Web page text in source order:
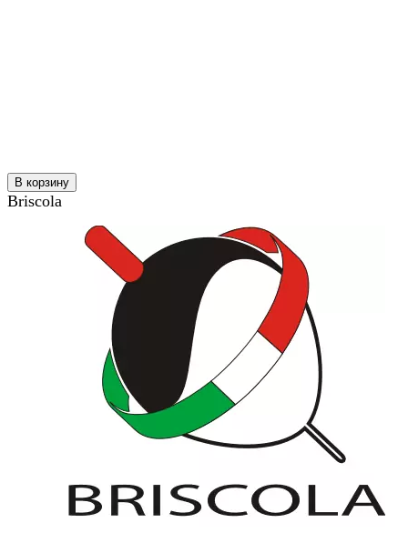
В корзину
Briscola